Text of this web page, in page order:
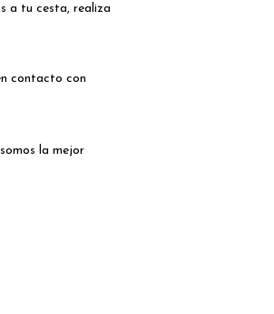
a tu cesta, realiza
contacto con
la mejor